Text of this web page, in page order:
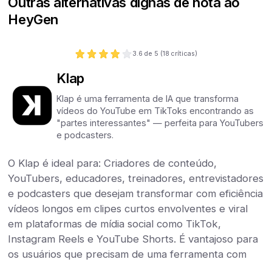
HeyGen
3.6 de 5 (18 críticas)
Klap
Klap é uma ferramenta de IA que transforma
vídeos do YouTube em TikToks encontrando as
"partes interessantes" — perfeita para YouTubers
e podcasters.
O Klap é ideal para: Criadores de conteúdo,
YouTubers, educadores, treinadores, entrevistadores
e podcasters que desejam transformar com eficiência
vídeos longos em clipes curtos envolventes e viral
em plataformas de mídia social como TikTok,
Instagram Reels e YouTube Shorts. É vantajoso para
os usuários que precisam de uma ferramenta com